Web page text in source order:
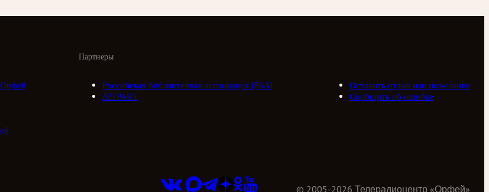
Орфей
Партнеры
Российская библиотечная ассоциация (РБА)
///ТРАКТ
Оставить отзыв или пожелание
Сообщить об ошибке
© 2005-2026 Телерадиоцентр «Орфей»